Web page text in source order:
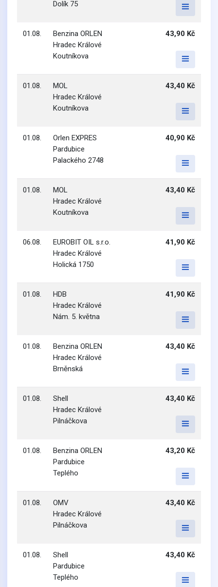
Dolík 75
01.08.
Benzina ORLEN
Hradec Králové
Koutníkova
43,90 Kč
01.08.
MOL
Hradec Králové
Koutníkova
43,40 Kč
01.08.
Orlen EXPRES
Pardubice
Palackého 2748
40,90 Kč
01.08.
MOL
Hradec Králové
Koutníkova
43,40 Kč
06.08.
EUROBIT OIL s.r.o.
Hradec Králové
Holická 1750
41,90 Kč
01.08.
HDB
Hradec Králové
Nám. 5. května
41,90 Kč
01.08.
Benzina ORLEN
Hradec Králové
Brněnská
43,40 Kč
01.08.
Shell
Hradec Králové
Pilnáčkova
43,40 Kč
01.08.
Benzina ORLEN
Pardubice
Teplého
43,20 Kč
01.08.
OMV
Hradec Králové
Pilnáčkova
43,40 Kč
01.08.
Shell
Pardubice
Teplého
43,40 Kč